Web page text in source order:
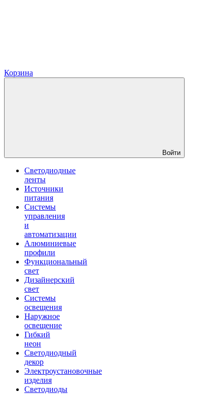
Корзина
Войти
Светодиодные
ленты
Источники
питания
Системы
управления
и
автоматизации
Алюминиевые
профили
Функциональный
свет
Дизайнерский
свет
Системы
освещения
Наружное
освещение
Гибкий
неон
Светодиодный
декор
Электроустановочные
изделия
Светодиоды